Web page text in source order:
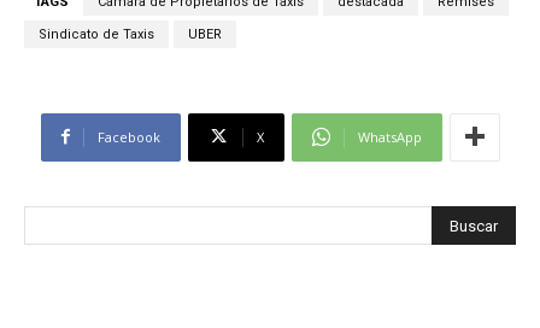
Sindicato de Taxis UBER
Facebook X WhatsApp